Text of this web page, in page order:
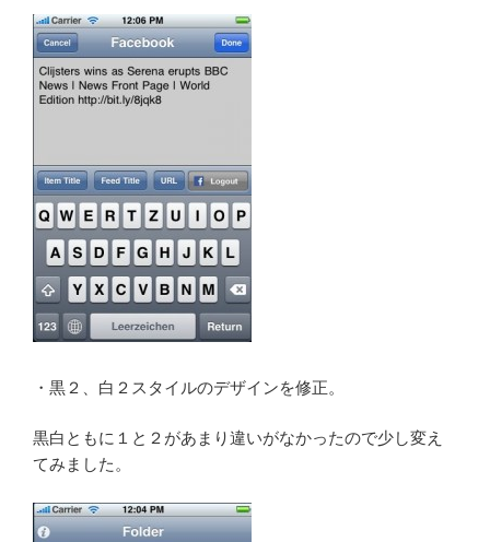
・黒２、白２スタイルのデザインを修正。
黒白ともに１と２があまり違いがなかったので少し変え
てみました。